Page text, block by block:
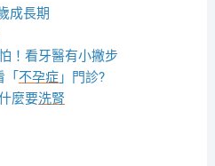
成長期
！看牙醫有小撇步
不孕症」門診?
麼要洗腎